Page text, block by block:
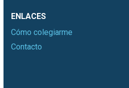
ENLACES
Cómo colegiarme
Contacto